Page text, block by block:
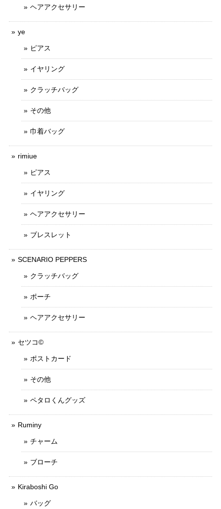
ヘアアクセサリー
ye
ピアス
イヤリング
クラッチバッグ
その他
巾着バッグ
rimiue
ピアス
イヤリング
ヘアアクセサリー
ブレスレット
SCENARIO PEPPERS
クラッチバッグ
ポーチ
ヘアアクセサリー
セツコ©
ポストカード
その他
ペタロくんグッズ
Ruminy
チャーム
ブローチ
Kiraboshi Go
バッグ